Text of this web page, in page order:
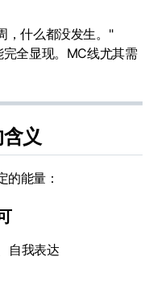
，什么都没发生。"
全显现。MC线尤其需
义
的能量：
自我表达